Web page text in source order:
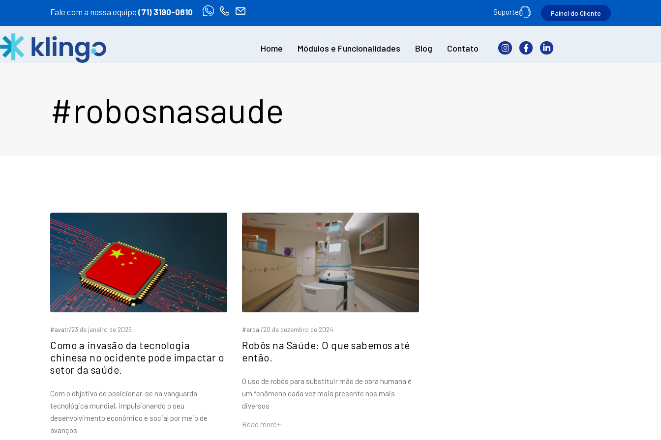
Fale com a nossa equipe (71) 3190-0810 Painel do Cliente
Suporte
Home Módulos e Funcionalidades Blog Contato
#robosnasaude
#avatr/23 de janeiro de 2025
Como a invasão da tecnologia
chinesa no ocidente pode impactar o
setor da saúde.
Com o objetivo de posicionar-se na vanguarda
tecnológica mundial, impulsionando o seu
desenvolvimento econômico e social por meio de
avanços
#erbai/20 de dezembro de 2024
Robôs na Saúde: O que sabemos até
então.
O uso de robôs para substituir mão de obra humana é
um fenômeno cada vez mais presente nos mais
diversos
Read more